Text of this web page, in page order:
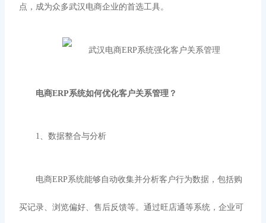
点，成为众多武汉电商企业的首选工具。
电商ERP系统如何优化客户关系管理？
1、 数据整合与分析
电商ERP系统能够自动收集并分析客户行为数据，包括购
买记录、浏览偏好、售后反馈等。通过旺店通等系统，企业可